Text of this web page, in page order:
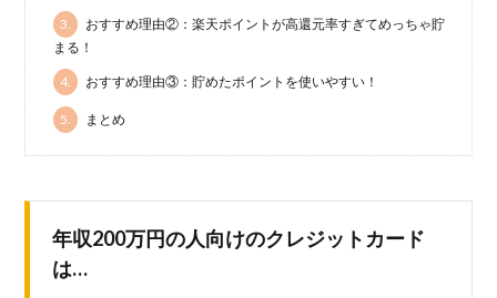
3.
おすすめ理由②：楽天ポイントが高還元率すぎてめっちゃ貯
まる！
4. おすすめ理由③：貯めたポイントを使いやすい！
5. まとめ
年収200万円の人向けのクレジットカード
は…